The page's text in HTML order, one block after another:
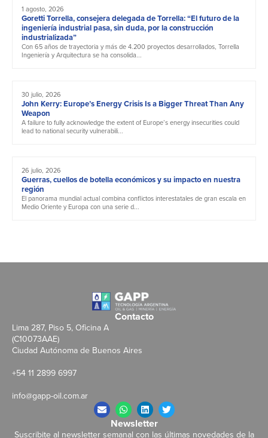
1 agosto, 2026
Goretti Torrella, consejera delegada de Torrella: “El futuro de la
ingeniería industrial pasa, sin duda, por la construcción
industrializada”
Con 65 años de trayectoria y más de 4.200 proyectos desarrollados, Torrella
Ingeniería y Arquitectura se ha consolida...
30 julio, 2026
John Kerry: Europe’s Energy Crisis Is a Bigger Threat Than Any
Weapon
A failure to fully acknowledge the extent of Europe’s energy insecurities could
lead to national security vulnerabili...
26 julio, 2026
Guerras, cuellos de botella económicos y su impacto en nuestra
región
El panorama mundial actual combina conflictos interestatales de gran escala en
Medio Oriente y Europa con una serie d...
Contacto
Lima 287, Piso 5, Oficina A
(C10073AAE)
Ciudad Autónoma de Buenos Aires
+54 11 2899 6997
info@gapp-oil.com.ar
Newsletter
Suscribite al newsletter semanal con las últimas novedades de la